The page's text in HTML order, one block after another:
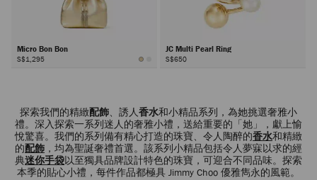
Micro Bon Bon
S$1,295
JC Multi Pearl Ring
S$650
探索我們的精緻配飾、誘人香水和小精品系列，為她挑選奢雅小
禮。深入探索一系列迷人的奢雅小禮，送給重要的「她」，獻上愉
悅驚喜。我們的系列備有精心打造的珠寶、令人陶醉的香水和精緻
的配飾 ，均為聖誕奢禮首選。該系列小精品包括令人夢寐以求的經
典迷你手袋以至獨具品牌設計特色的珠寶，可迎合不同品味。探索
本季的貼心小禮，每件作品都極具 Jimmy Choo 優雅雋永的風範。